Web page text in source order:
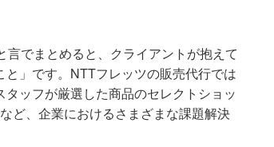
でまとめると、クライアントが抱えて
」です。NTTフレッツの販売代行では
ッフが厳選した商品のセレクトショッ
ど、企業におけるさまざまな課題解決